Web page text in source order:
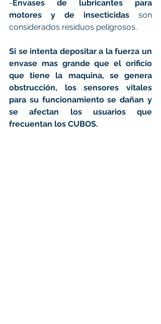
-Envases de lubricantes para
motores y de insecticidas son
considerados residuos peligrosos.
Si se intenta depositar a la fuerza un
envase mas grande que el orificio
que tiene la maquina, se genera
obstrucción, los sensores vitales
para su funcionamiento se dañan y
se afectan los usuarios que
frecuentan los CUBOS.